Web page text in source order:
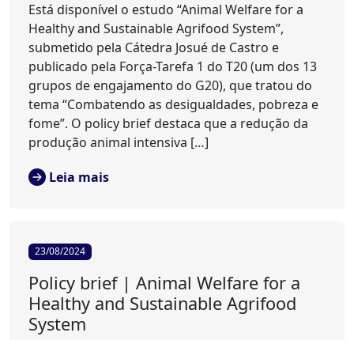
Está disponível o estudo “Animal Welfare for a
Healthy and Sustainable Agrifood System”,
submetido pela Cátedra Josué de Castro e
publicado pela Força-Tarefa 1 do T20 (um dos 13
grupos de engajamento do G20), que tratou do
tema “Combatendo as desigualdades, pobreza e
fome”. O policy brief destaca que a redução da
produção animal intensiva […]
Leia mais
23/08/2024
Policy brief | Animal Welfare for a
Healthy and Sustainable Agrifood
System